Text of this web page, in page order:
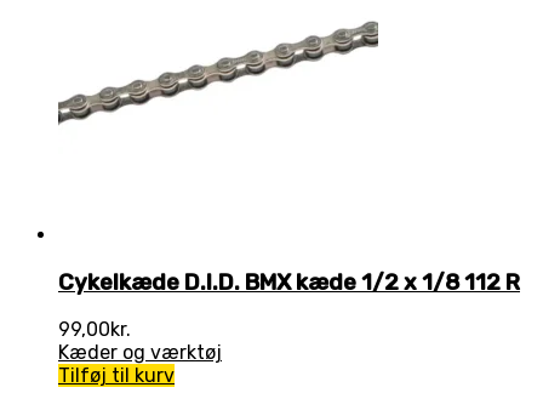
Cykelkæde D.I.D. BMX kæde 1/2 x 1/8 112 R
99,00kr.
Kæder og værktøj
Tilføj til kurv